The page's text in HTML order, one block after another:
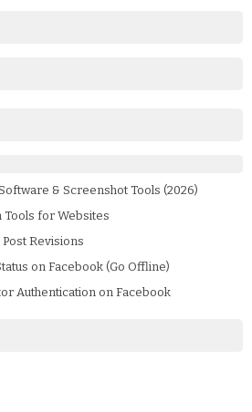
& Screenshot Tools (2026)
Tools for Websites
Revisions
on Facebook (Go Offline)
Authentication on Facebook